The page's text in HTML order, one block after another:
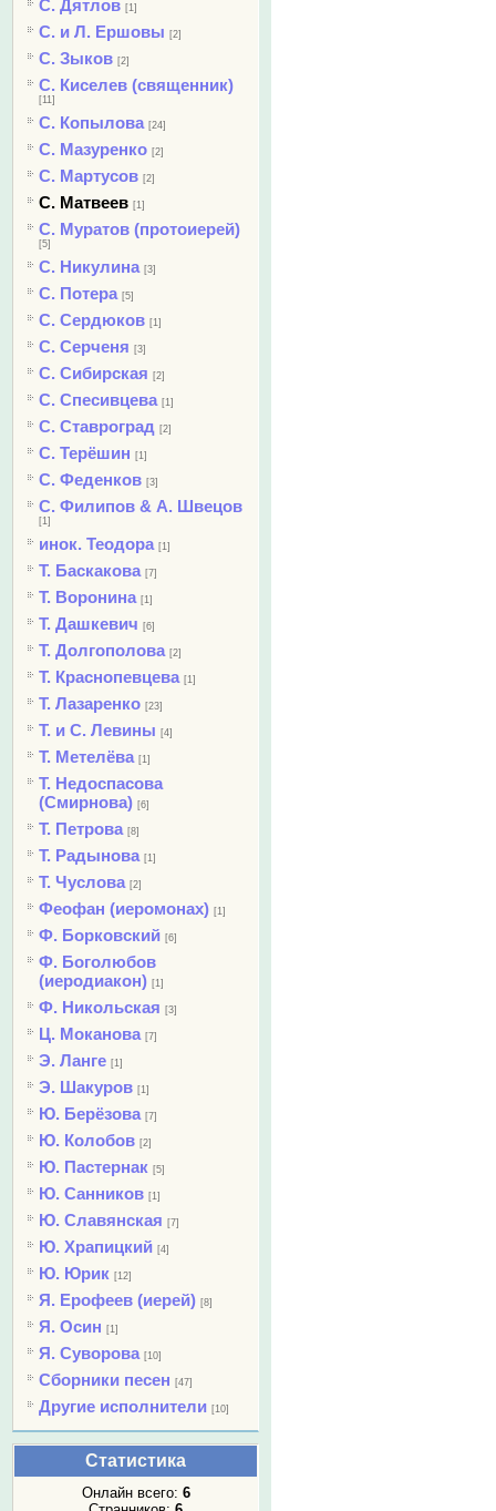
С. Дятлов [1]
С. и Л. Ершовы [2]
С. Зыков [2]
С. Киселев (священник)
[11]
С. Копылова [24]
С. Мазуренко [2]
С. Мартусов [2]
С. Матвеев [1]
С. Муратов (протоиерей)
[5]
С. Никулина [3]
С. Потера [5]
С. Сердюков [1]
С. Серченя [3]
С. Сибирская [2]
С. Спесивцева [1]
С. Ставроград [2]
С. Терёшин [1]
С. Феденков [3]
С. Филипов & А. Швецов
[1]
инок. Теодора [1]
Т. Баскакова [7]
Т. Воронина [1]
Т. Дашкевич [6]
Т. Долгополова [2]
Т. Краснопевцева [1]
Т. Лазаренко [23]
Т. и С. Левины [4]
Т. Метелёва [1]
Т. Недоспасова
(Смирнова) [6]
Т. Петрова [8]
Т. Радынова [1]
Т. Чуслова [2]
Феофан (иеромонах) [1]
Ф. Борковский [6]
Ф. Боголюбов
(иеродиакон) [1]
Ф. Никольская [3]
Ц. Моканова [7]
Э. Ланге [1]
Э. Шакуров [1]
Ю. Берёзова [7]
Ю. Колобов [2]
Ю. Пастернак [5]
Ю. Санников [1]
Ю. Славянская [7]
Ю. Храпицкий [4]
Ю. Юрик [12]
Я. Ерофеев (иерей) [8]
Я. Осин [1]
Я. Суворова [10]
Сборники песен [47]
Другие исполнители [10]
Статистика
Онлайн всего: 6